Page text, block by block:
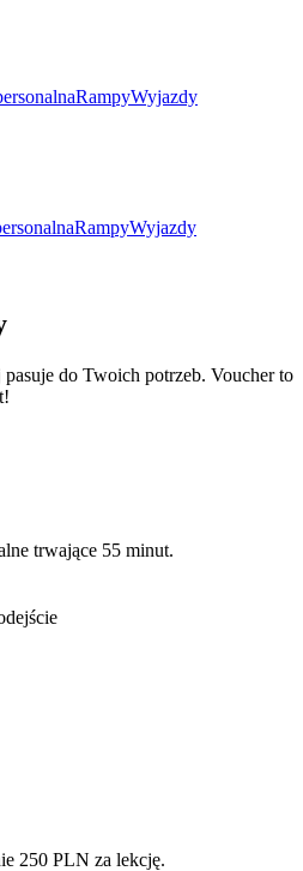
RampyWyjazdy
RampyWyjazdy
do Twoich potrzeb. Voucher to
trwające 55 minut.
250 PLN za lekcję.